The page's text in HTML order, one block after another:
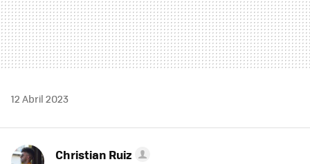
12 Abril 2023
Christian Ruiz